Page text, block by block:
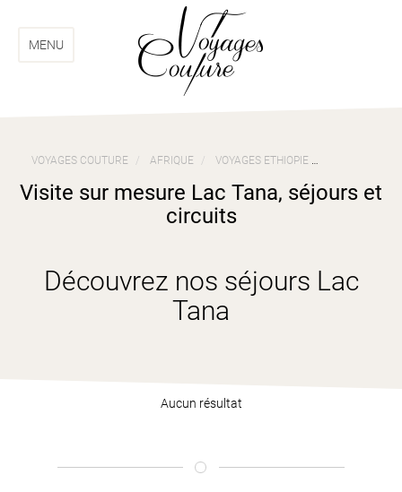
menu
contenuMENU
VOYAGES COUTURE AFRIQUE VOYAGES ETHIOPIE
Visite sur mesure Lac Tana, séjours et
circuits
Découvrez nos séjours Lac
Tana
Aucun résultat